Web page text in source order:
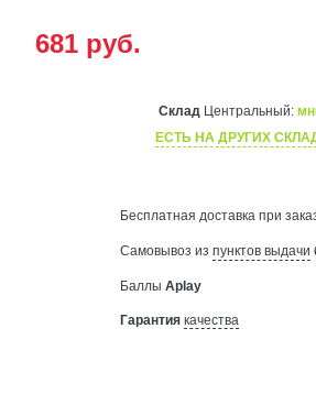
681 руб.
СкладЦентральный:
ЕСТЬ НА ДРУГИХ
Бесплатная доставка при
Самовывоз из пунктов выдачи
Баллы Aplay
Гарантия качества